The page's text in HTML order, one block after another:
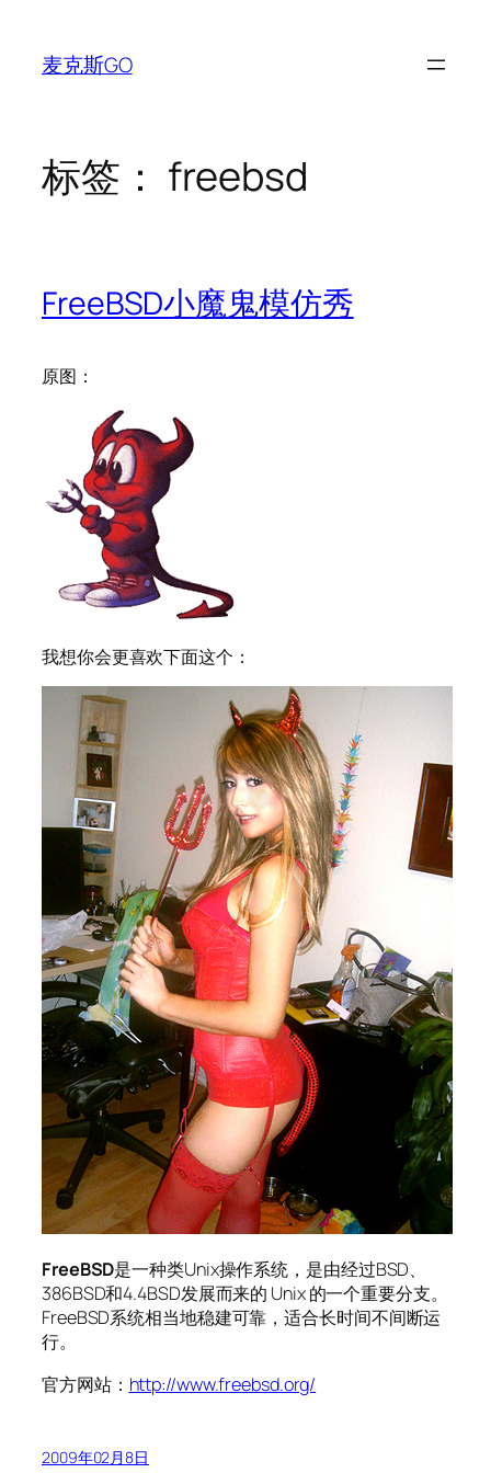
麦克斯GO
标签： freebsd
FreeBSD小魔鬼模仿秀
原图：
我想你会更喜欢下面这个：
FreeBSD是一种类Unix操作系统，是由经过BSD、
386BSD和4.4BSD发展而来的 Unix 的一个重要分支。
FreeBSD系统相当地稳建可靠，适合长时间不间断运
行。
官方网站： http://www.freebsd.org/
2009年02月8日